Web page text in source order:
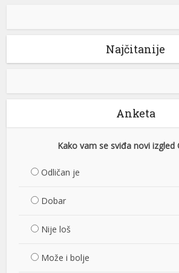
Najčitanije
Anketa
Kako vam se sviđa novi izgled
Odličan je
Dobar
Nije loš
Može i bolje